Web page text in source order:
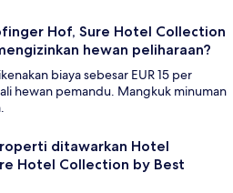
Hof, Sure Hotel Collection
hewan peliharaan?
biaya sebesar EUR 15 per
hewan pemandu. Mangkuk minuman
ditawarkan Hotel
Hotel Collection by Best